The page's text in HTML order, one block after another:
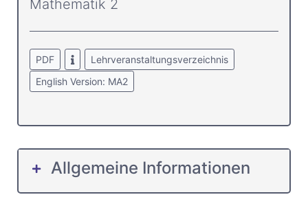
Mathematik 2
PDF
Lehrveranstaltungsverzeichnis
English Version: MA2
Allgemeine Informationen